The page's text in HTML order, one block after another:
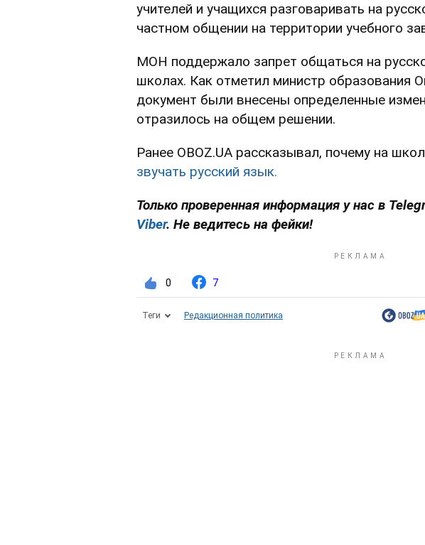
учителей и учащихся разговаривать на
частном общении на территории учебного
МОН поддержало запрет общаться на
школах. Как отметил министр образования
документ были внесены определенные
отразилось на общем решении.
Ранее OBOZ.UA рассказывал, почему на
звучать русский язык.
Только проверенная информация у нас в
Viber. Не ведитесь на фейки!
0 7
Теги Редакционная политика